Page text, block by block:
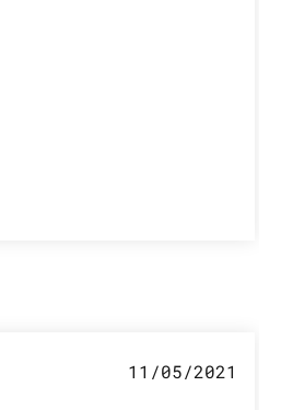
11/05/2021